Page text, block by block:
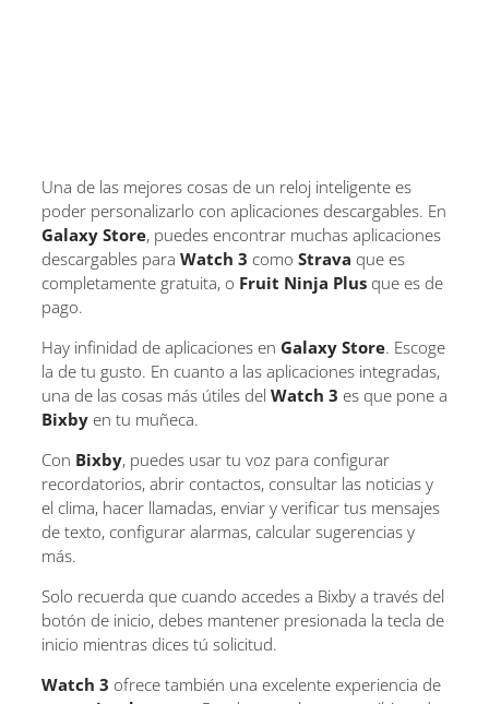
Una de las mejores cosas de un reloj inteligente es
poder personalizarlo con aplicaciones descargables. En
Galaxy Store, puedes encontrar muchas aplicaciones
descargables para Watch 3 como Strava que es
completamente gratuita, o Fruit Ninja Plus que es de
pago.
Hay infinidad de aplicaciones en Galaxy Store. Escoge
la de tu gusto. En cuanto a las aplicaciones integradas,
una de las cosas más útiles del Watch 3 es que pone a
Bixby en tu muñeca.
Con Bixby, puedes usar tu voz para configurar
recordatorios, abrir contactos, consultar las noticias y
el clima, hacer llamadas, enviar y verificar tus mensajes
de texto, configurar alarmas, calcular sugerencias y
más.
Solo recuerda que cuando accedes a Bixby a través del
botón de inicio, debes mantener presionada la tecla de
inicio mientras dices tú solicitud.
Watch 3 ofrece también una excelente experiencia de